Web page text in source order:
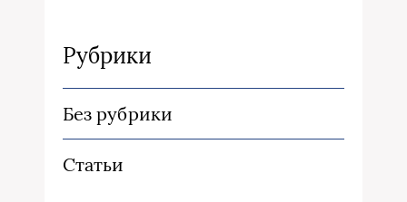
Рубрики
Без рубрики
Статьи